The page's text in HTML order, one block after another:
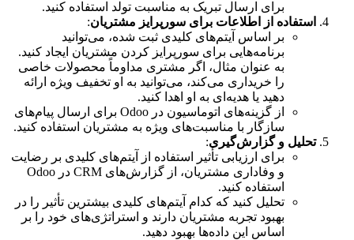
برای ارسال تبریک به مناسبت تولد استفاده کنید.
استفاده از اطلاعات برای سورپرایز مشتریان:
بر اساس آیتم‌های کلیدی ثبت شده، می‌توانید
برنامه‌هایی برای سورپرایز کردن مشتریان ایجاد کنید.
به عنوان مثال، اگر مشتری مداوماً محصولات خاصی
را خریداری می‌کند، می‌توانید به او تخفیف ویژه ارائه
دهید یا هدیه‌ای به او اهدا کنید.
از گزینه‌های اتوماسیون در Odoo برای ارسال پیام‌های
سازگار با مناسبت‌های ویژه به مشتریان استفاده کنید.
تحلیل و گزارش‌گیری:
برای ارزیابی تأثیر استفاده از آیتم‌های کلیدی بر رضایت
و وفاداری مشتریان، از گزارش‌های CRM در Odoo
استفاده کنید.
تحلیل کنید که کدام آیتم‌های کلیدی بیشترین تأثیر را در
بهبود تجربه مشتریان دارند و استراتژی‌های خود را بر
اساس این داده‌ها بهبود دهید.